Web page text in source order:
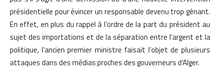
présidentielle pour évincer un responsable devenu trop gênant.
En effet, en plus du rappel à l’ordre de la part du président au
sujet des importations et de la séparation entre l’argent et la
politique, l’ancien premier ministre faisait l’objet de plusieurs
attaques dans des médias proches des gouverneurs d’Alger.